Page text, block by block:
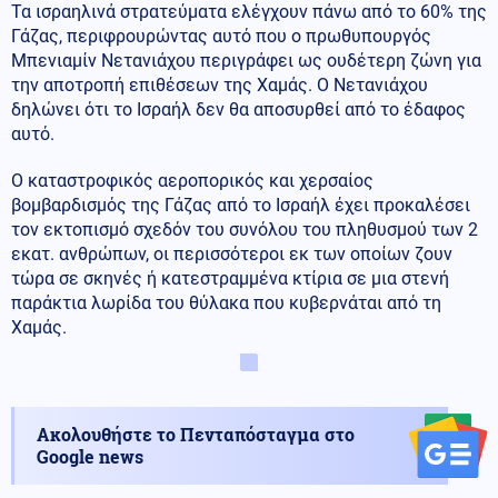
Τα ισραηλινά στρατεύματα ελέγχουν πάνω από το 60% της
Γάζας, περιφρουρώντας αυτό που ο πρωθυπουργός
Μπενιαμίν Νετανιάχου περιγράφει ως ουδέτερη ζώνη για
την αποτροπή επιθέσεων της Χαμάς. Ο Νετανιάχου
δηλώνει ότι το Ισραήλ δεν θα αποσυρθεί από το έδαφος
αυτό.
Ο καταστροφικός αεροπορικός και χερσαίος
βομβαρδισμός της Γάζας από το Ισραήλ έχει προκαλέσει
τον εκτοπισμό σχεδόν του συνόλου του πληθυσμού των 2
εκατ. ανθρώπων, οι περισσότεροι εκ των οποίων ζουν
τώρα σε σκηνές ή κατεστραμμένα κτίρια σε μια στενή
παράκτια λωρίδα του θύλακα που κυβερνάται από τη
Χαμάς.
Ακολουθήστε το Πενταπόσταγμα στο
Google news